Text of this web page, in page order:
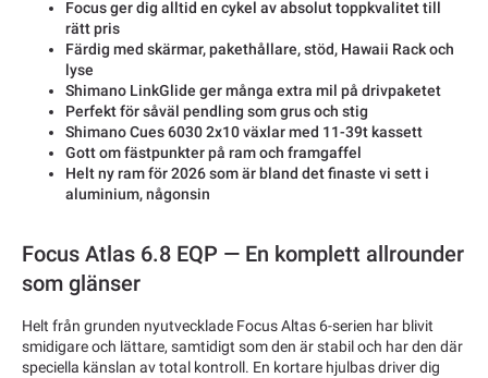
Focus ger dig alltid en cykel av absolut toppkvalitet till
rätt pris
Färdig med skärmar, pakethållare, stöd, Hawaii Rack och
lyse
Shimano LinkGlide ger många extra mil på drivpaketet
Perfekt för såväl pendling som grus och stig
Shimano Cues 6030 2x10 växlar med 11-39t kassett
Gott om fästpunkter på ram och framgaffel
Helt ny ram för 2026 som är bland det finaste vi sett i
aluminium, någonsin
Focus Atlas 6.8 EQP — En komplett allrounder
som glänser
Helt från grunden nyutvecklade Focus Altas 6-serien har blivit
smidigare och lättare, samtidigt som den är stabil och har den där
speciella känslan av total kontroll. En kortare hjulbas driver dig